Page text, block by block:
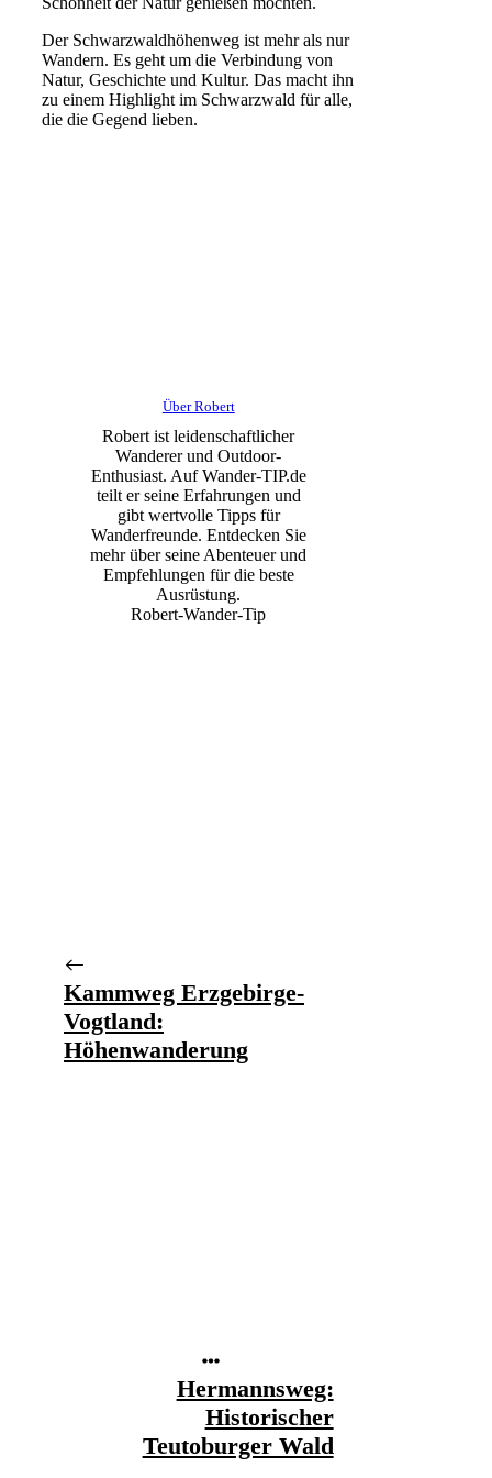
Der Schwarzwaldhöhenweg ist mehr als nur
Wandern. Es geht um die Verbindung von
Natur, Geschichte und Kultur. Das macht ihn
zu einem Highlight im Schwarzwald für alle,
die die Gegend lieben.
Über Robert
Robert ist leidenschaftlicher
Wanderer und Outdoor-
Enthusiast. Auf Wander-TIP.de
teilt er seine Erfahrungen und
gibt wertvolle Tipps für
Wanderfreunde. Entdecken Sie
mehr über seine Abenteuer und
Empfehlungen für die beste
Ausrüstung.
Robert-Wander-Tip
Kammweg Erzgebirge-
Vogtland:
Höhenwanderung
Hermannsweg:
Historischer
Teutoburger Wald